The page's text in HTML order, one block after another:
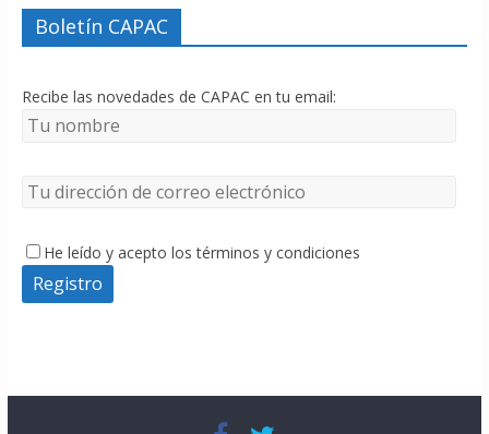
Boletín CAPAC
Recibe las novedades de CAPAC en tu email:
He leído y acepto los términos y condiciones